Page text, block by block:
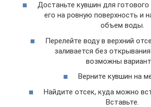
Достаньте кувшин для
его на ровную поверхность и
объем воды.
Перелейте воду в верхний
заливается без
возможны
Верните кувшин на
Найдите отсек, куда можно
Вставьте.